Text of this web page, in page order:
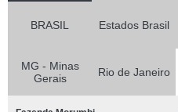
BRASIL Estados Brasil
MG - Minas
Gerais
Rio de Janeiro